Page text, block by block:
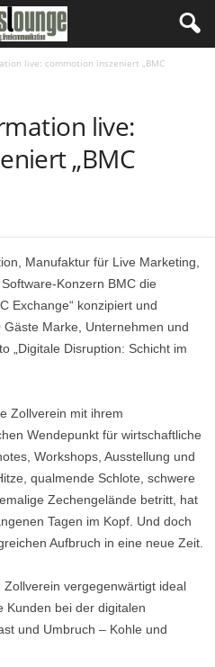
live: commotion inszeniert „BMC
live:
„BMC
Manufaktur für Live Marketing,
Konzern BMC die
Exchange“ konzipiert und
Marke, Unternehmen und
„Digitale Disruption: Schicht im
Zollverein mit ihrem
Wendepunkt für wirtschaftliche
Workshops, Ausstellung und
qualmende Schlote, schwere
Zechengelände betritt, hat
Tagen im Kopf. Und doch
Aufbruch in eine neue Zeit.
vergegenwärtigt ideal
Kunden bei der digitalen
und Umbruch – Kohle und